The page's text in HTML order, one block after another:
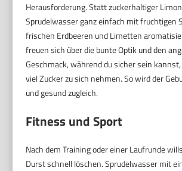
Herausforderung. Statt zuckerhaltiger
Sprudelwasser ganz einfach mit fruchtigen
frischen Erdbeeren und Limetten
freuen sich über die bunte Optik und den
Geschmack, während du sicher sein
viel Zucker zu sich nehmen. So wird der
und gesund zugleich.
Fitness und Sport
Nach dem Training oder einer Laufrunde
Durst schnell löschen. Sprudelwasser mit